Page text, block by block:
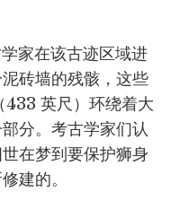
家在该古迹区域进
砖墙的残骸，这些
433 英尺）环绕着大
分。考古学家们认
在梦到要保护狮身
建的。